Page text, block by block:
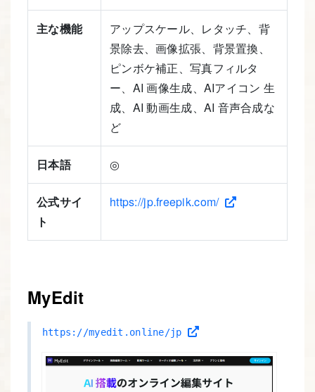
主な機能
アップスケール、レタッチ、背
景除去、画像拡張、背景置換、
ピンボケ補正、写真フィルタ
ー、AI 画像生成、AIアイコン 生
成、AI 動画生成、AI 音声合成な
ど
日本語 ◎
公式サイ
ト
https://jp.freepik.com/
MyEdit
https://myedit.online/jp